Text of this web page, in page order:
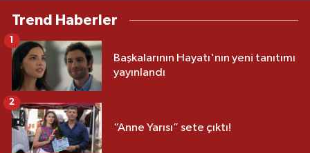
Trend Haberler
Başkalarının Hayatı'nın yeni tanıtımı
yayınlandı
1
“Anne Yarısı” sete çıktı!
2